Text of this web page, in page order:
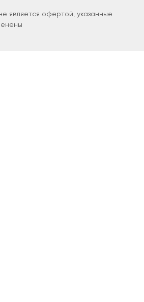
является офертой, указанные